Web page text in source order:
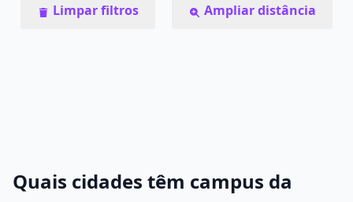
Limpar filtros
Ampliar distância
Quais cidades têm campus da